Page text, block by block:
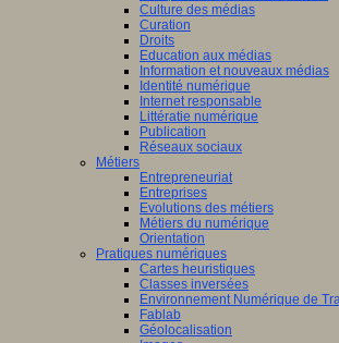
Culture des médias
Curation
Droits
Education aux médias
Information et nouveaux médias
Identité numérique
Internet responsable
Littératie numérique
Publication
Réseaux sociaux
Métiers
Entrepreneuriat
Entreprises
Evolutions des métiers
Métiers du numérique
Orientation
Pratiques numériques
Cartes heuristiques
Classes inversées
Environnement Numérique de
Fablab
Géolocalisation